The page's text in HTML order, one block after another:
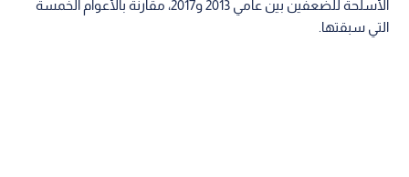
الأسلحة للضعفين بين عامي 2013 و2017، مقارنة بالأعوام الخمسة
التي سبقتها.